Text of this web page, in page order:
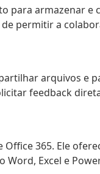
para armazenar
permitir a
arquivos e
feedback
365. Ele
Excel e